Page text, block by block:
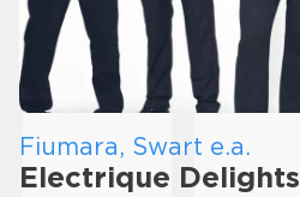
Fiumara, Swart e.a.
Electrique Delights